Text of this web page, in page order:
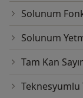
Solunum
Solunum
Tam Kan